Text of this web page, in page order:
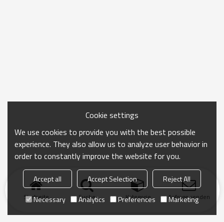
Startseite Suche Kategorie Anfrage senden
Cookie settings
We use cookies to provide you with the best possible
experience. They also allow us to analyze user behavior in
order to constantly improve the website for you.
Accept all Accept Selection
Reject All
Necessary
Analytics Preferences Marketing